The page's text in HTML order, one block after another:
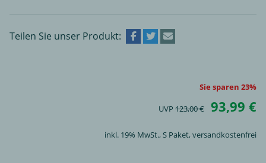
Teilen Sie unser Produkt:
Sie sparen 23%
UVP 123,00 € 93,99 €
inkl. 19% MwSt.,S Paket, versandkostenfrei